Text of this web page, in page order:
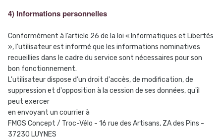
4) Informations personnelles
Conformément à l’article 26 de la loi « Informatiques et Libertés
», l'utilisateur est informé que les informations nominatives
recueillies dans le cadre du service sont nécessaires pour son
bon fonctionnement.
L'utilisateur dispose d’un droit d'accès, de modification, de
suppression et d'opposition à la cession de ses données, qu'il
peut exercer
en envoyant un courrier à
FMGS Concept / Troc-Vélo - 16 rue des Artisans, ZA des Pins -
37230 LUYNES